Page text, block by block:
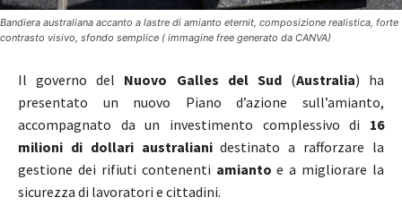
Bandiera australiana accanto a lastre di amianto eternit, composizione realistica, forte
contrasto visivo, sfondo semplice ( immagine free generato da CANVA)
Il governo del Nuovo Galles del Sud(Australia) ha
presentato un nuovo Piano d’azione sull’amianto,
accompagnato da un investimento complessivo di 16
milioni di dollari australianidestinato a rafforzare la
gestione dei rifiuti contenenti amianto e a migliorare la
sicurezza di lavoratori e cittadini.